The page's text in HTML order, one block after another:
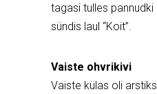
tagasi tulles
sündis laul “Koit”.
Vaiste ohvrikivi
Vaiste külas oli